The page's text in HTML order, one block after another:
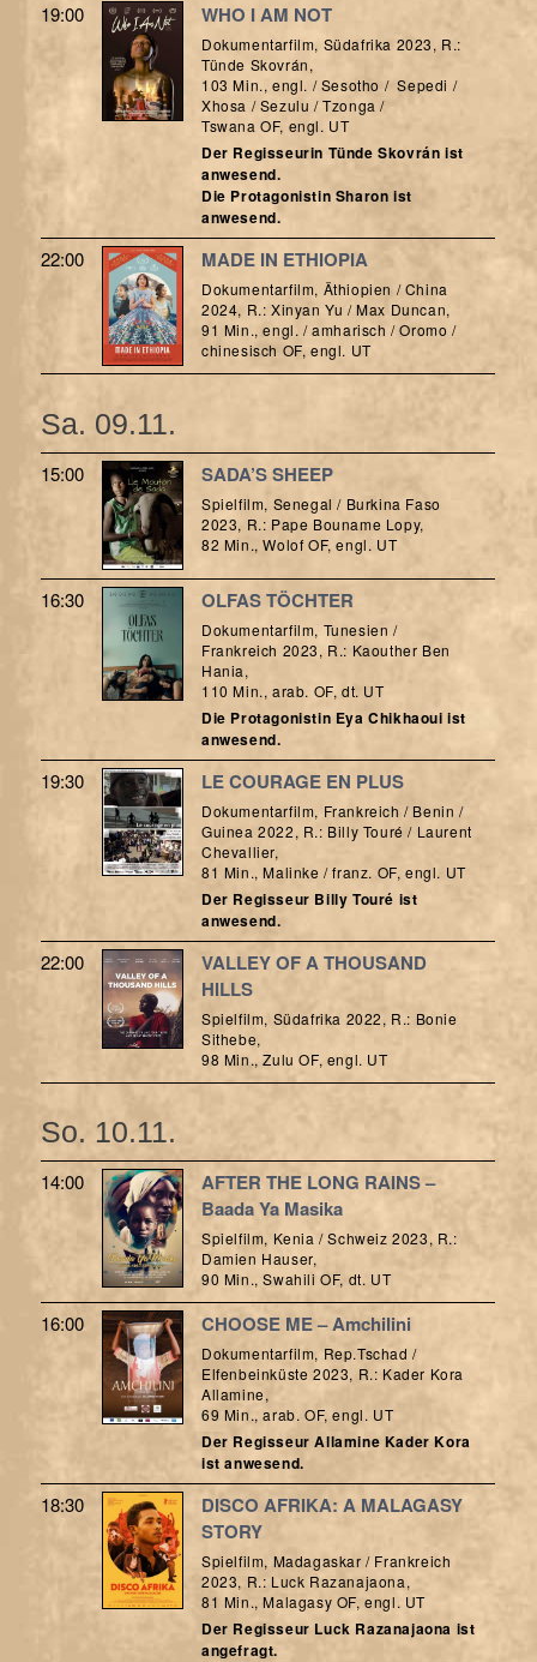
19:00 WHO I AM NOT
Dokumentarfilm, Südafrika 2023, R.:
Tünde Skovrán,
103 Min., engl. / Sesotho /­ ­ Sepedi /
Xhosa / Sezulu / Tzonga /
Tswana OF, engl. UT
Der Regisseurin Tünde Skovrán ist
anwesend.
Die Protagonistin Sharon ist
anwesend.
22:00 MADE IN ETHIOPIA
Dokumentarfilm, Äthiopien / China
2024, R.: Xinyan Yu / Max Duncan,
91 Min., engl. / amharisch / Oromo /
chinesisch OF, engl. UT
Sa. 09.11.
15:00 SADA’S SHEEP
Spielfilm, Senegal / Burkina Faso
2023, R.: Pape Bouname Lopy,
82 Min., Wolof OF, engl. UT
16:30 OLFAS TÖCHTER
Dokumentarfilm, Tunesien /
Frankreich 2023, R.: Kaouther Ben
Hania,
110 Min., arab. OF, dt. UT
Die Protagonistin Eya Chikhaoui ist
anwesend.
19:30 LE COURAGE EN PLUS
Dokumentarfilm, Frankreich / Benin /
Guinea 2022, R.: Billy Touré / Laurent
Chevallier,
81 Min., Malinke / franz. OF, engl. UT
Der Regisseur Billy Touré ist
anwesend.
22:00
VALLEY OF A THOUSAND
HILLS
Spielfilm, Südafrika 2022, R.: Bonie
Sithebe,
98 Min., Zulu OF, engl. UT
So. 10.11.
14:00
AFTER THE LONG RAINS –
Baada Ya Masika
Spielfilm, Kenia / Schweiz 2023, R.:
Damien Hauser,
90 Min., Swahili OF, dt. UT
16:00 CHOOSE ME – Amchilini
Dokumentarfilm, Rep.Tschad /
Elfenbeinküste 2023, R.: Kader Kora
Allamine,
69 Min., arab. OF, engl. UT
Der Regisseur Allamine Kader Kora
ist anwesend.
18:30
DISCO AFRIKA: A MALAGASY
STORY
Spielfilm, Madagaskar / Frankreich
2023, R.: Luck Razanajaona,
81 Min., Malagasy OF, engl. UT
Der Regisseur Luck Razanajaona ist
angefragt.